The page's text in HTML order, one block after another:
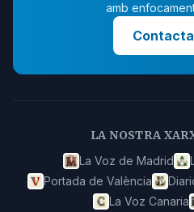
amb
LA NOSTRA
La Voz de Madrid
Portada de València
La Voz Canaria